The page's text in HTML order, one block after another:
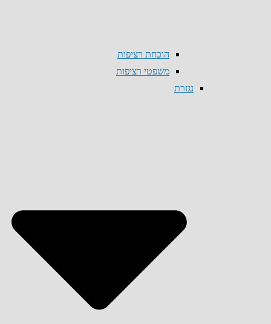
הוכחת רציפות
משפטי רציפות
נגזרת